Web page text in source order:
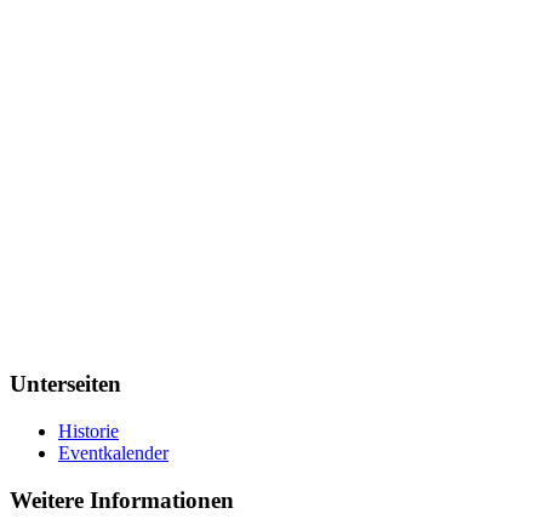
Unterseiten
Historie
Eventkalender
Weitere Informationen